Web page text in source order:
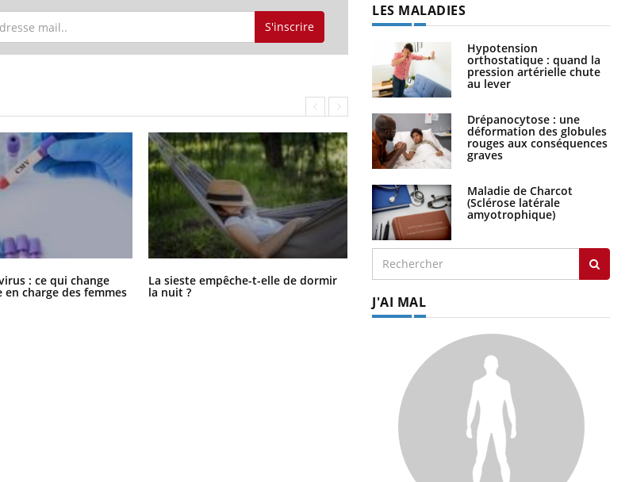
S'inscrire
: ce qui change
en charge des femmes
La sieste empêche-t-elle de dormir
la nuit ?
VIH : la fin du comprimé tous les
LES MALADIES
Hypotension
orthostatique : quand la
pression artérielle chute
au lever
Drépanocytose : une
déformation des globules
rouges aux conséquences
graves
Maladie de Charcot
(Sclérose latérale
amyotrophique)
J'AI MAL